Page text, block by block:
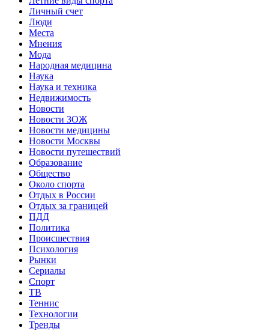
Личный счет
Люди
Места
Мнения
Мода
Народная медицина
Наука
Наука и техника
Недвижимость
Новости
Новости ЗОЖ
Новости медицины
Новости Москвы
Новости путешествий
Образование
Общество
Около спорта
Отдых в России
Отдых за границей
ПДД
Политика
Происшествия
Психология
Рынки
Сериалы
Спорт
ТВ
Теннис
Технологии
Тренды